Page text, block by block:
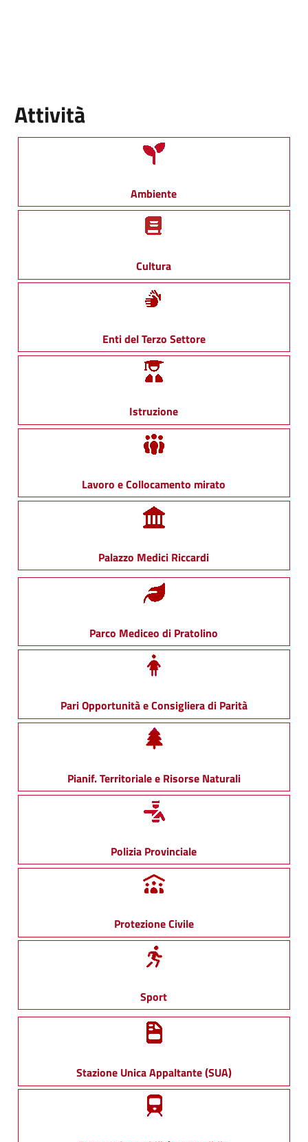
Attività
Ambiente
Cultura
Enti del Terzo Settore
Istruzione
Lavoro e Collocamento mirato
Palazzo Medici Riccardi
Parco Mediceo di Pratolino
Pari Opportunità e Consigliera di Parità
Pianif. Territoriale e Risorse Naturali
Polizia Provinciale
Protezione Civile
Sport
Stazione Unica Appaltante (SUA)